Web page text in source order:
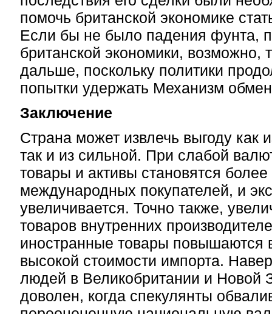
помочь британской экономике
Если бы не было падения фунта,
британской экономики, возможно,
дальше, поскольку политики
попытки удержать Механизм
Заключение
Страна может извлечь выгоду как
так и из сильной. При слабой
товары и активы становятся
международных покупателей, и
увеличивается. Точно также,
товаров внутренних
иностранные товары повышаются
высокой стоимости импорта.
людей в Великобритании и Новой
доволен, когда спекулянты